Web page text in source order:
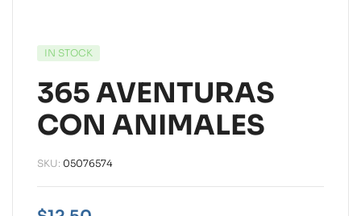
IN STOCK
365 AVENTURAS
CON ANIMALES
SKU: 05076574